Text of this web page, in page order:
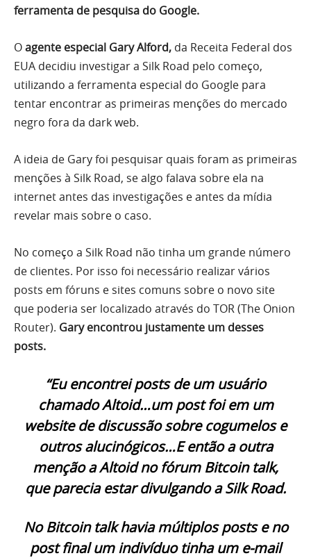
ferramenta de pesquisa do Google.
Oagente especial Gary Alford, da Receita Federal dos
EUA decidiu investigar a Silk Road pelo começo,
utilizando a ferramenta especial do Google para
tentar encontrar as primeiras menções do mercado
negro fora da dark web.
A ideia de Gary foi pesquisar quais foram as primeiras
menções à Silk Road, se algo falava sobre ela na
internet antes das investigações e antes da mídia
revelar mais sobre o caso.
No começo a Silk Road não tinha um grande número
de clientes. Por isso foi necessário realizar vários
posts em fóruns e sites comuns sobre o novo site
que poderia ser localizado através do TOR (The Onion
Router). Gary encontrou justamente um desses
posts.
“Eu encontrei posts de um usuário
chamado Altoid…um post foi em um
website de discussão sobre cogumelos e
outros alucinógicos…E então a outra
menção a Altoid no fórum Bitcoin talk,
que parecia estar divulgando a Silk Road.
No Bitcoin talk havia múltiplos posts e no
post final um indivíduo tinha um e-mail